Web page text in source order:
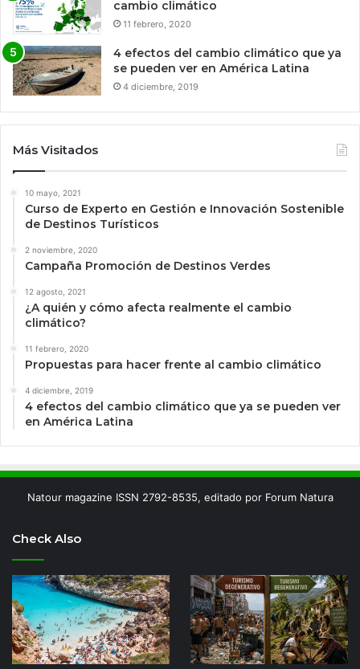
cambio climático
11 febrero, 2020
4 efectos del cambio climático que ya
se pueden ver en América Latina
4 diciembre, 2019
Más Visitados
10 mayo, 2021
Curso de Experto en Gestión e Innovación Sostenible
de Destinos Turísticos
2 noviembre, 2020
Campaña Promoción de Destinos Verdes
12 agosto, 2021
¿A quién y cómo afecta realmente el cambio
climático?
11 febrero, 2020
Propuestas para hacer frente al cambio climático
4 diciembre, 2019
4 efectos del cambio climático que ya se pueden ver
en América Latina
Natour magazine ISSN 2792-8535, editado por Forum Natura
Check Also